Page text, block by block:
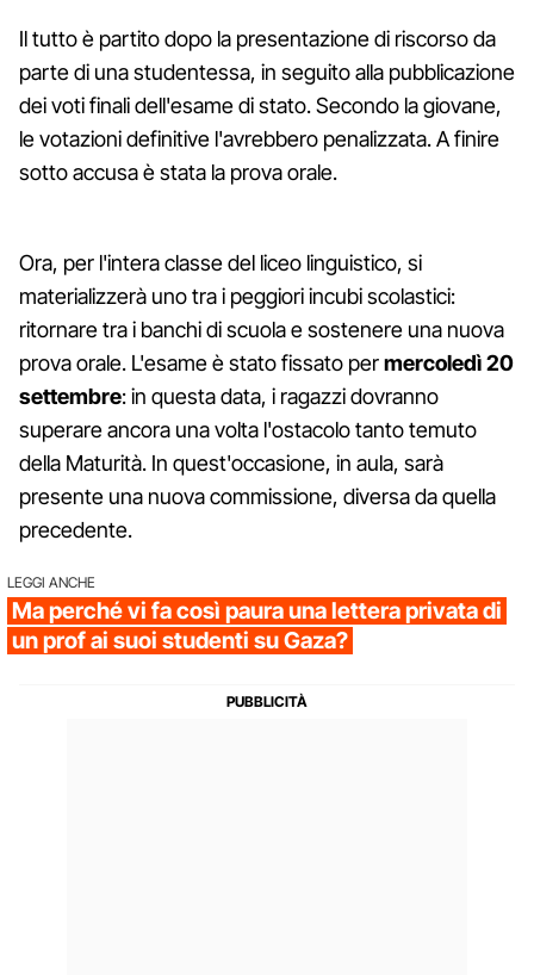
Il tutto è partito dopo la presentazione di riscorso da
parte di una studentessa, in seguito alla pubblicazione
dei voti finali dell'esame di stato. Secondo la giovane,
le votazioni definitive l'avrebbero penalizzata. A finire
sotto accusa è stata la prova orale.
Ora, per l'intera classe del liceo linguistico, si
materializzerà uno tra i peggiori incubi scolastici:
ritornare tra i banchi di scuola e sostenere una nuova
prova orale. L'esame è stato fissato permercoledì 20
settembre: in questa data, i ragazzi dovranno
superare ancora una volta l'ostacolo tanto temuto
della Maturità. In quest'occasione, in aula, sarà
presente una nuova commissione, diversa da quella
precedente.
LEGGI ANCHE
Ma perché vi fa così paura una lettera privata di
un prof ai suoi studenti su Gaza?